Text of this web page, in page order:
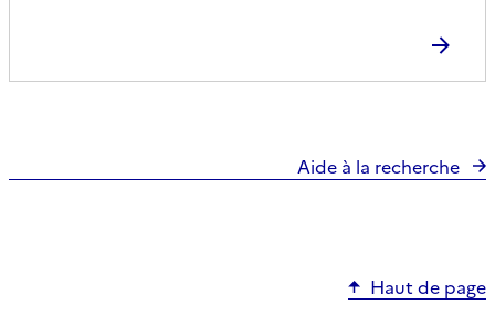
Aide à la recherche
Haut de page